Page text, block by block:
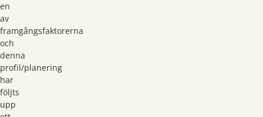
en
av
framgångsfaktorerna
och
denna
profil/planering
har
följts
upp